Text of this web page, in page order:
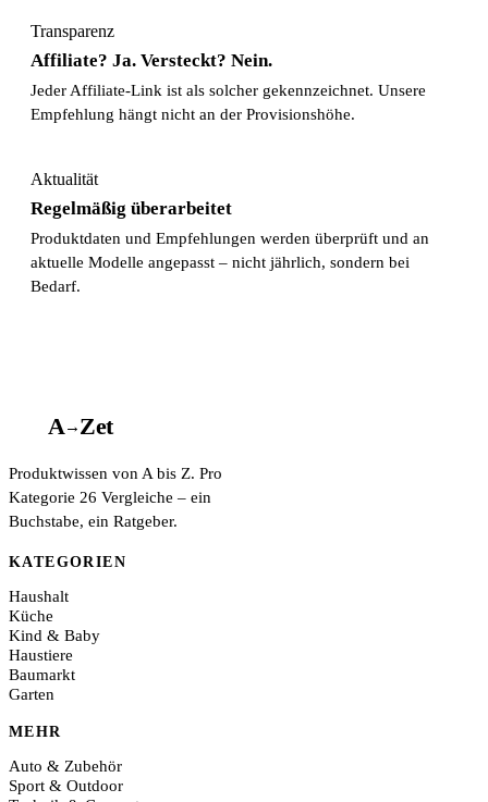
Transparenz
Affiliate? Ja. Versteckt? Nein.
Jeder Affiliate-Link ist als solcher gekennzeichnet. Unsere
Empfehlung hängt nicht an der Provisionshöhe.
Aktualität
Regelmäßig überarbeitet
Produktdaten und Empfehlungen werden überprüft und an
aktuelle Modelle angepasst – nicht jährlich, sondern bei
Bedarf.
A→Zet
Produktwissen von A bis Z. Pro
Kategorie 26 Vergleiche – ein
Buchstabe, ein Ratgeber.
KATEGORIEN
Haushalt
Küche
Kind & Baby
Haustiere
Baumarkt
Garten
MEHR
Auto & Zubehör
Sport & Outdoor